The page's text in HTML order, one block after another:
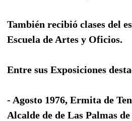
También recibió clases del
Escuela de Artes y Oficios.
Entre sus Exposiciones
- Agosto 1976, Ermita de
Alcalde de de Las Palmas